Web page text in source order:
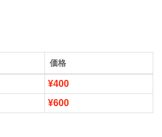
価格
¥400
¥600